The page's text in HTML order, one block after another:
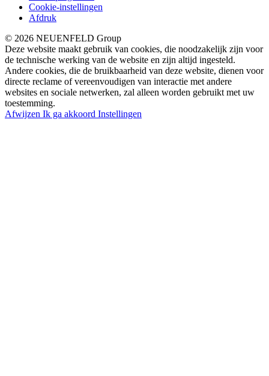
Cookie-instellingen
Afdruk
© 2026 NEUENFELD Group
Deze website maakt gebruik van cookies, die noodzakelijk zijn voor
de technische werking van de website en zijn altijd ingesteld.
Andere cookies, die de bruikbaarheid van deze website, dienen voor
directe reclame of vereenvoudigen van interactie met andere
websites en sociale netwerken, zal alleen worden gebruikt met uw
toestemming.
Afwijzen Ik ga akkoord Instellingen